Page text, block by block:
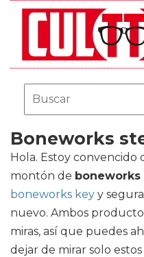
Boneworks
Hola. Estoy
montón de boneworks
boneworks key y
nuevo. Ambos
miras, así que puedes
dejar de mirar solo